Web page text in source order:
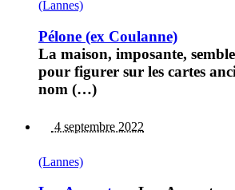
(Lannes)
Pélone (ex Coulanne)
La maison, imposante,
pour figurer sur les cartes
nom (…)
4 septembre 2022
(Lannes)